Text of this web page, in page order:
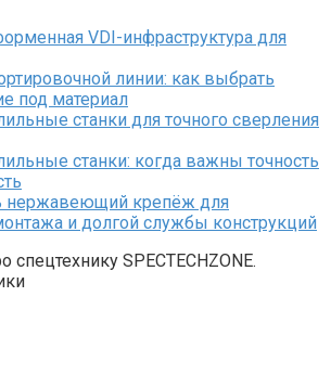
VDI-инфраструктура для
линии: как выбрать
под материал
станки для точного сверления
станки: когда важны точность
нержавеющий крепёж для
и долгой службы конструкций
SPECTECHZONE.